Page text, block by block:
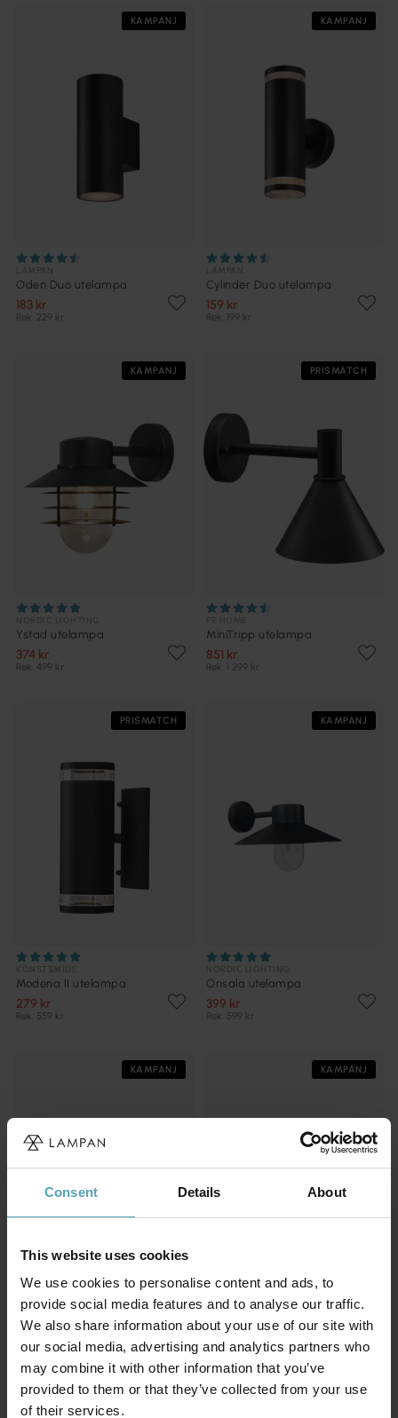
Consent Details About
This website uses cookies
We use cookies to personalise content and ads, to
provide social media features and to analyse our traffic.
We also share information about your use of our site with
our social media, advertising and analytics partners who
may combine it with other information that you’ve
provided to them or that they’ve collected from your use
of their services.
KAMPANJ
Oden Duo utelampa
183 kr
Rek. 229 kr
KAMPANJ
Cylinder Duo utelampa
159 kr
Rek. 199 kr
KAMPANJ
Ystad utelampa
374 kr
Rek. 499 kr
PRISMATCH
MiniTripp utelampa
851 kr
Rek. 1 299 kr
PRISMATCH
Modena II utelampa
279 kr
Rek. 559 kr
KAMPANJ
Onsala utelampa
399 kr
Rek. 599 kr
KAMPANJ
NORLYS
Karlstad utelampa
798 kr
Rek. 1 279 kr
KAMPANJ
LAMPAN
Cylinder utelampa
119 kr
Rek. 149 kr